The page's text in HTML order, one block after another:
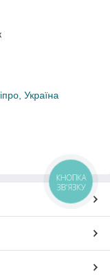
Україна
КНОПКА
ЗВ'ЯЗКУ